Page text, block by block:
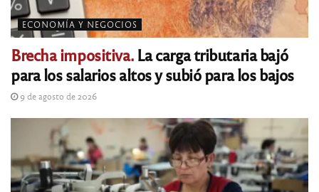
ECONOMÍA Y NEGOCIOS
Brecha impositiva.La carga tributaria bajó
para los salarios altos y subió para los bajos
9 de agosto de 2026